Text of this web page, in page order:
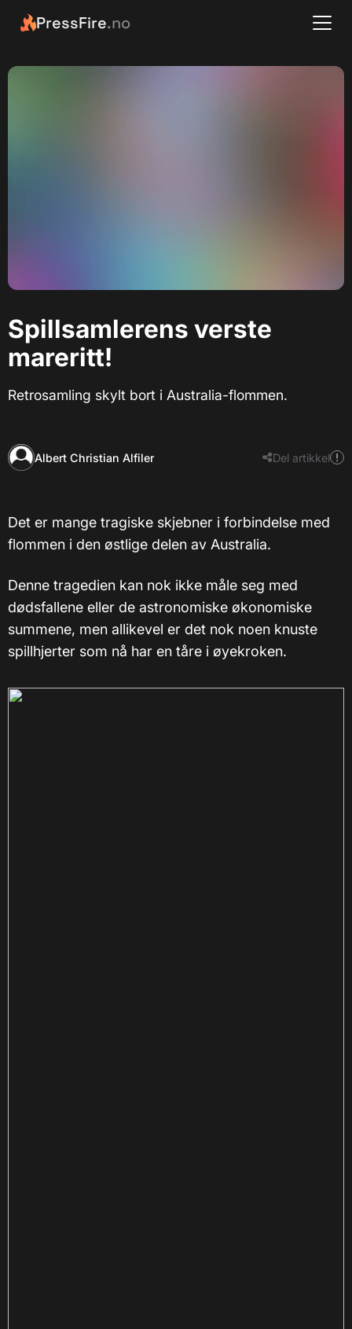
PressFire.no
Spillsamlerens verste
mareritt!
Retrosamling skylt bort i Australia-flommen.
Albert Christian Alfiler Del artikkel
Det er mange tragiske skjebner i forbindelse med
flommen i den østlige delen av Australia.
Denne tragedien kan nok ikke måle seg med
dødsfallene eller de astronomiske økonomiske
summene, men allikevel er det nok noen knuste
spillhjerter som nå har en tåre i øyekroken.